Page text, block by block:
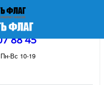
88 45
Вс 10-19